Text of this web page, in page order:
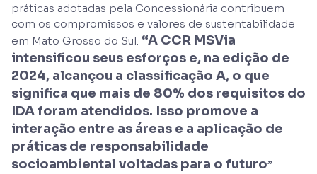
práticas adotadas pela Concessionária contribuem
com os compromissos e valores de sustentabilidade
em Mato Grosso do Sul. “A CCR MSVia
intensificou seus esforços e, na edição de
2024, alcançou a classificação A, o que
significa que mais de 80% dos requisitos do
IDA foram atendidos. Isso promove a
interação entre as áreas e a aplicação de
práticas de responsabilidade
socioambiental voltadas para o futuro”